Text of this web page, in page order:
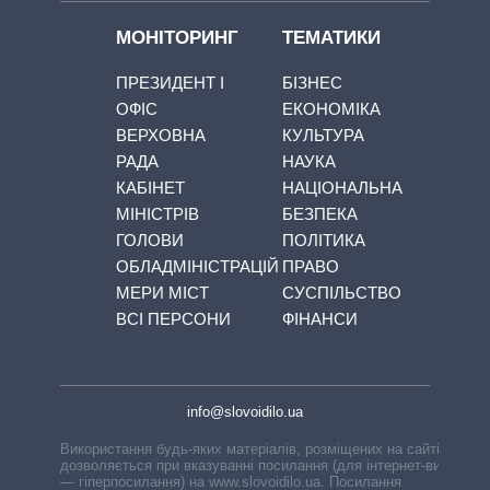
МОНІТОРИНГ
ПРЕЗИДЕНТ І
ОФІС
ВЕРХОВНА
РАДА
КАБІНЕТ
МІНІСТРІВ
ГОЛОВИ
ОБЛАДМІНІСТРАЦІЙ
МЕРИ МІСТ
ВСІ ПЕРСОНИ
ТЕМАТИКИ
БІЗНЕС
ЕКОНОМІКА
КУЛЬТУРА
НАУКА
НАЦІОНАЛЬНА
БЕЗПЕКА
ПОЛІТИКА
ПРАВО
СУСПІЛЬСТВО
ФІНАНСИ
info@slovoidilo.ua
Використання будь-яких матеріалів, розміщених на сайті,
дозволяється при вказуванні посилання (для інтернет-видань
— гіперпосилання) на www.slovoidilo.ua. Посилання